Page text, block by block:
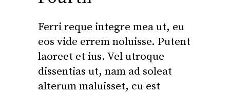
Ferri reque integre mea ut, eu
eos vide errem noluisse. Putent
laoreet et ius. Vel utroque
dissentias ut, nam ad soleat
alterum maluisset, cu est